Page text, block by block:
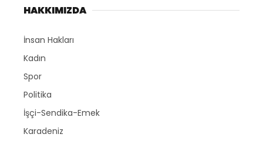
HAKKIMIZDA
İnsan Hakları
Kadın
Spor
Politika
İşçi-Sendika-Emek
Karadeniz